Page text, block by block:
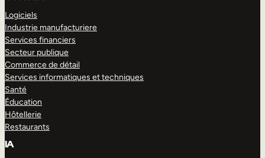
Logiciels
Industrie manufacturiere
Services financiers
Secteur publique
Commerce de détail
Services informatiques et techniques
Santé
Éducation
Hôtellerie
Restaurants
IA